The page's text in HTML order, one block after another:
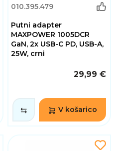
010.395.479
Putni adapter
MAXPOWER 1005DCR
GaN, 2x USB-C PD, USB-A,
25W, crni
29,99 €
V košarico